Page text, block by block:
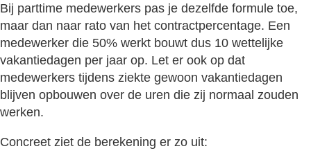
Bij parttime medewerkers pas je dezelfde formule toe,
maar dan naar rato van het contractpercentage. Een
medewerker die 50% werkt bouwt dus 10 wettelijke
vakantiedagen per jaar op. Let er ook op dat
medewerkers tijdens ziekte gewoon vakantiedagen
blijven opbouwen over de uren die zij normaal zouden
werken.
Concreet ziet de berekening er zo uit: